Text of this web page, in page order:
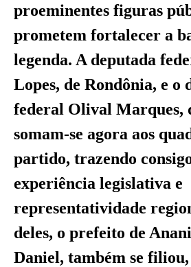
proeminentes figuras
prometem fortalecer a
legenda. A deputada
Lopes, de Rondônia, e o
federal Olival Marques,
somam-se agora aos
partido, trazendo
experiência legislativa e
representatividade
deles, o prefeito de
Daniel, também se